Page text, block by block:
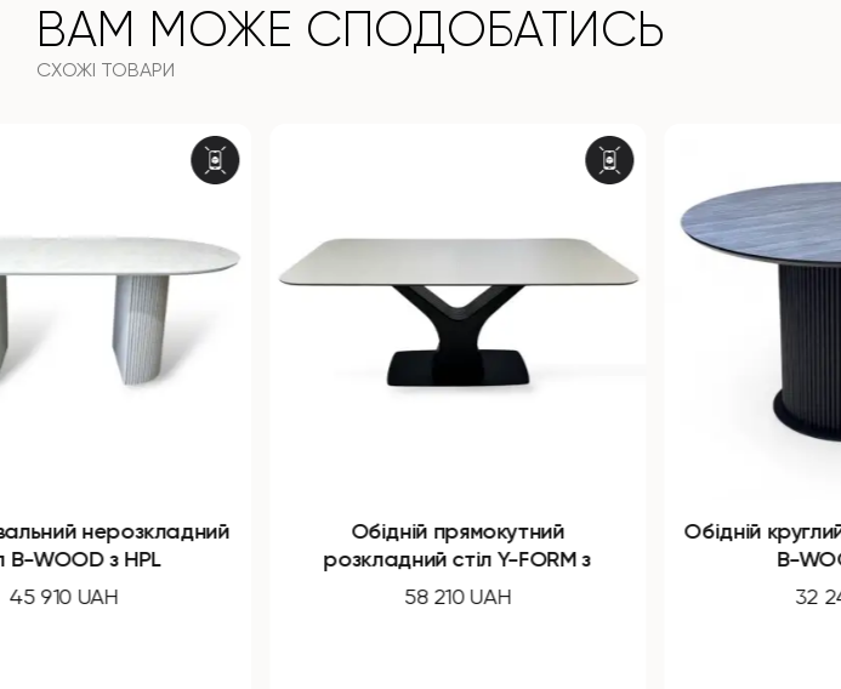
ВАМ МОЖЕ СПОДОБАТИСЬ
СХОЖІ ТОВАРИ
Обідній прямокутний
розкладний стіл Y-FORM з
Обідній круглий розкладний стіл
B-WOOD з HPL